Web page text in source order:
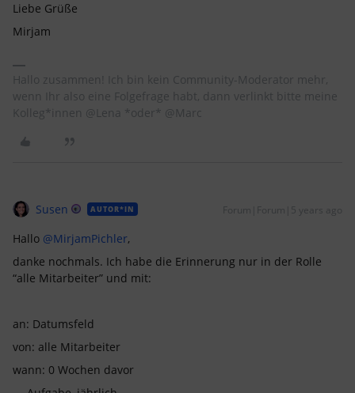
Liebe Grüße
Mirjam
Hallo zusammen! Ich bin kein Community-Moderator mehr,
wenn Ihr also eine Folgefrage habt, dann verlinkt bitte meine
Kolleg*innen @Lena *oder* @Marc
Susen AUTOR*IN Forum|Forum|5 years ago
Hallo @MirjamPichler,
danke nochmals. Ich habe die Erinnerung nur in der Rolle
“alle Mitarbeiter” und mit:
an: Datumsfeld
von: alle Mitarbeiter
wann: 0 Wochen davor